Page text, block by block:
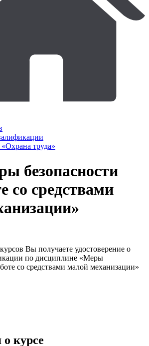
труда»
безопасности
со средствами
Вы получаете удостоверение о
по дисциплине «Меры
со средствами малой механизации»
курсе